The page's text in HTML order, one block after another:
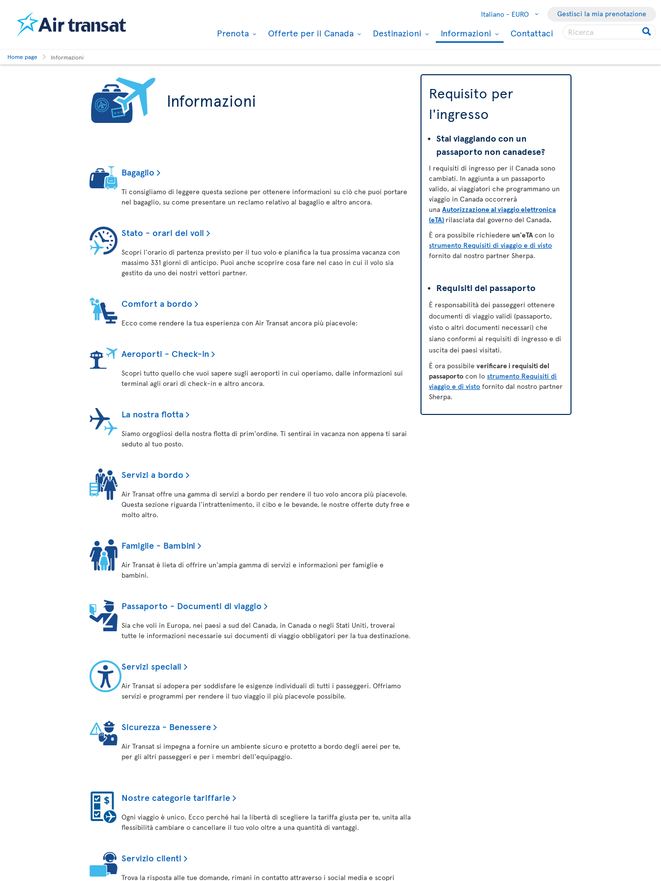
Italiano - EURO Gestisci la mia prenotazione
Prenota Offerte per il Canada Destinazioni Informazioni Contattaci
Home page Informazioni
Informazioni
Bagaglio
Ti consigliamo di leggere questa sezione per ottenere informazioni su ciò che puoi portare
nel bagaglio, su come presentare un reclamo relativo al bagaglio e altro ancora.
Stato - orari dei voli
Scopri l'orario di partenza previsto per il tuo volo e pianifica la tua prossima vacanza con
massimo 331 giorni di anticipo. Puoi anche scoprire cosa fare nel caso in cui il volo sia
gestito da uno dei nostri vettori partner.
Comfort a bordo
Ecco come rendere la tua esperienza con Air Transat ancora più piacevole:
Aeroporti - Check-in
Scopri tutto quello che vuoi sapere sugli aeroporti in cui operiamo, dalle informazioni sui
terminal agli orari di check-in e altro ancora.
La nostra flotta
Siamo orgogliosi della nostra flotta di prim'ordine. Ti sentirai in vacanza non appena ti sarai
seduto al tuo posto.
Servizi a bordo
Air Transat offre una gamma di servizi a bordo per rendere il tuo volo ancora più piacevole.
Questa sezione riguarda l'intrattenimento, il cibo e le bevande, le nostre offerte duty free e
molto altro.
Famiglie - Bambini
Air Transat è lieta di offrire un'ampia gamma di servizi e informazioni per famiglie e
bambini.
Passaporto - Documenti di viaggio
Sia che voli in Europa, nei paesi a sud del Canada, in Canada o negli Stati Uniti, troverai
tutte le informazioni necessarie sui documenti di viaggio obbligatori per la tua destinazione.
Servizi speciali
Air Transat si adopera per soddisfare le esigenze individuali di tutti i passeggeri. Offriamo
servizi e programmi per rendere il tuo viaggio il più piacevole possibile.
Sicurezza - Benessere
Air Transat si impegna a fornire un ambiente sicuro e protetto a bordo degli aerei per te,
per gli altri passeggeri e per i membri dell'equipaggio.
Nostre categorie tariffarie
Ogni viaggio è unico. Ecco perché hai la libertà di scegliere la tariffa giusta per te, unita alla
flessibilità cambiare o cancellare il tuo volo oltre a una quantità di vantaggi.
Servizio clienti
Trova la risposta alle tue domande, rimani in contatto attraverso i social media e scopri
Requisito per
l'ingresso
Stai viaggiando con un
passaporto non canadese?
I requisiti di ingresso per il Canada sono
cambiati. In aggiunta a un passaporto
valido, ai viaggiatori che programmano un
viaggio in Canada occorrerà
unaAutorizzazione al viaggio elettronica
(eTA) rilasciata dal governo del Canada.
È ora possibile richiedere un'eTAcon lo
strumento Requisiti di viaggio e di visto
fornito dal nostro partner Sherpa.
Requisiti del passaporto
È responsabilità dei passeggeri ottenere
documenti di viaggio validi (passaporto,
visto o altri documenti necessari) che
siano conformi ai requisiti di ingresso e di
uscita dei paesi visitati.
È ora possibileverificare i requisiti del
passaporto con lostrumento Requisiti di
viaggio e di visto fornito dal nostro partner
Sherpa.